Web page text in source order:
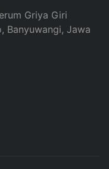
Griya Giri
Banyuwangi, Jawa